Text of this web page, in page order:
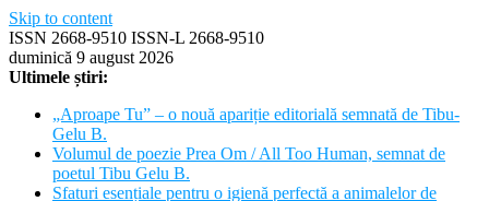
Skip to content
ISSN 2668-9510 ISSN-L 2668-9510
duminică 9 august 2026
Ultimele știri:
„Aproape Tu” – o nouă apariție editorială semnată de Tibu-
Gelu B.
Volumul de poezie Prea Om / All Too Human, semnat de
poetul Tibu Gelu B.
Sfaturi esențiale pentru o igienă perfectă a animalelor de